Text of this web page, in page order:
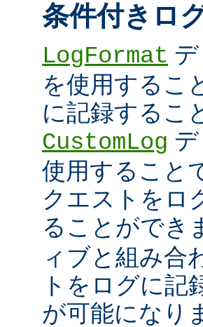
条件付きロ
LogFormat
を使用するこ
に記録するこ
CustomLog
使用すること
クエストをロ
ることができ
ィブと組み合
トをログに記
が可能になり